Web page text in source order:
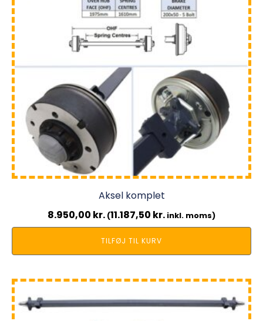
Aksel komplet
8.950,00 kr. (11.187,50 kr. inkl. moms)
TILFØJ TIL KURV